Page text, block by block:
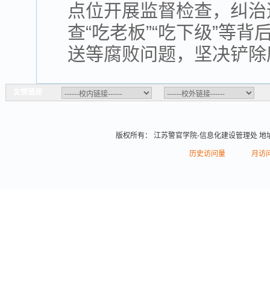
点位开展监督检查，纠
查“吃老板”“吃下级”等
送等腐败问题，坚决铲
版权所有： 江苏警官学院-信息化建设管理处
历史访问量 月访